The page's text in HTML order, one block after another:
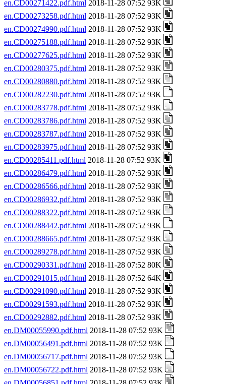
en.CD00271422.pdf.html 2018-11-28 07:52 93K
en.CD00273258.pdf.html 2018-11-28 07:52 93K
en.CD00274990.pdf.html 2018-11-28 07:52 93K
en.CD00275188.pdf.html 2018-11-28 07:52 93K
en.CD00277625.pdf.html 2018-11-28 07:52 93K
en.CD00280375.pdf.html 2018-11-28 07:52 93K
en.CD00280880.pdf.html 2018-11-28 07:52 93K
en.CD00282230.pdf.html 2018-11-28 07:52 93K
en.CD00283778.pdf.html 2018-11-28 07:52 93K
en.CD00283786.pdf.html 2018-11-28 07:52 93K
en.CD00283787.pdf.html 2018-11-28 07:52 93K
en.CD00283975.pdf.html 2018-11-28 07:52 93K
en.CD00285411.pdf.html 2018-11-28 07:52 93K
en.CD00286479.pdf.html 2018-11-28 07:52 93K
en.CD00286566.pdf.html 2018-11-28 07:52 93K
en.CD00286932.pdf.html 2018-11-28 07:52 93K
en.CD00288322.pdf.html 2018-11-28 07:52 93K
en.CD00288442.pdf.html 2018-11-28 07:52 93K
en.CD00288665.pdf.html 2018-11-28 07:52 93K
en.CD00289278.pdf.html 2018-11-28 07:52 93K
en.CD00290331.pdf.html 2018-11-28 07:52 80K
en.CD00291015.pdf.html 2018-11-28 07:52 64K
en.CD00291090.pdf.html 2018-11-28 07:52 93K
en.CD00291593.pdf.html 2018-11-28 07:52 93K
en.CD00292882.pdf.html 2018-11-28 07:52 93K
en.DM00055990.pdf.html 2018-11-28 07:52 93K
en.DM00056491.pdf.html 2018-11-28 07:52 93K
en.DM00056717.pdf.html 2018-11-28 07:52 93K
en.DM00056722.pdf.html 2018-11-28 07:52 93K